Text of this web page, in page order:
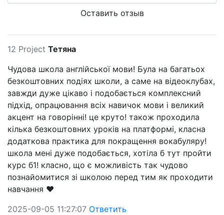
Оставить отзыв
12 Project Тетяна
Чудова школа англійської мови! Була на багатьох
безкоштовних подіях школи, а саме на відеоклубах,
завжди дуже цікаво і подобається комплексний
підхід, опрацювання всіх навичок мови і великий
акцент на говорінні! це круто! також проходила
кілька безкоштовних уроків на платформі, класна
додаткова практика для покращення вокабуляру!
школа мені дуже подобається, хотіла б тут пройти
курс б1! класно, що є можливість так чудово
познайомитися зі школою перед тим як проходити
навчання ❤️
2025-09-05 11:27:07 Ответить